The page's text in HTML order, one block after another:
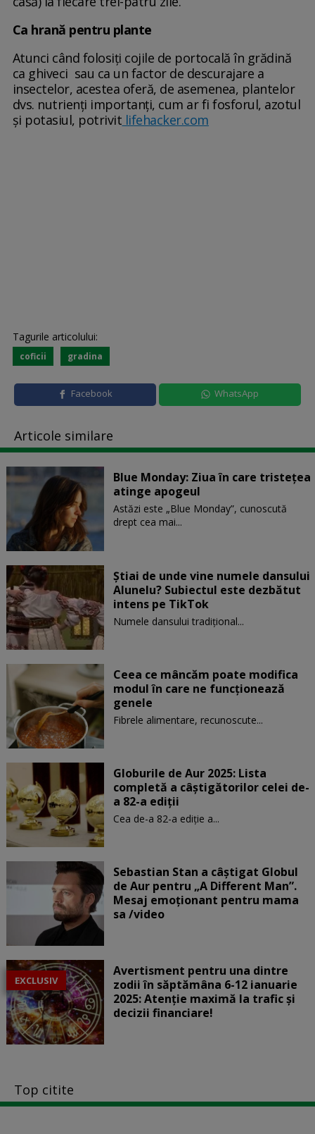
Ca hrană pentru plante
Atunci când folosiți cojile de portocală în grădină
ca ghiveci sau ca un factor de descurajare a
insectelor, acestea oferă, de asemenea, plantelor
dvs. nutrienți importanți, cum ar fi fosforul, azotul
și potasiul, potrivit lifehacker.com
Tagurile articolului:
coficii gradina
Facebook WhatsApp
Articole similare
Blue Monday: Ziua în care tristețea
atinge apogeul
Astăzi este „Blue Monday”, cunoscută
drept cea mai...
Știai de unde vine numele dansului
Alunelu? Subiectul este dezbătut
intens pe TikTok
Numele dansului tradițional...
Ceea ce mâncăm poate modifica
modul în care ne funcţionează
genele
Fibrele alimentare, recunoscute...
Globurile de Aur 2025: Lista
completă a câștigătorilor celei de-
a 82-a ediții
Cea de-a 82-a ediție a...
Sebastian Stan a câștigat Globul
de Aur pentru „A Different Man”.
Mesaj emoționant pentru mama
sa /video
EXCLUSIV
Avertisment pentru una dintre
zodii în săptămâna 6-12 ianuarie
2025: Atenție maximă la trafic și
decizii financiare!
Top citite